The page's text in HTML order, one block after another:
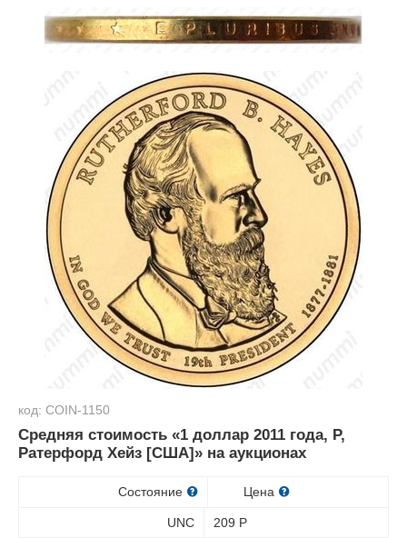
код: COIN-1150
Средняя стоимость «1 доллар 2011 года, P,
Ратерфорд Хейз [США]» на аукционах
Состояние Цена
UNC 209 Р